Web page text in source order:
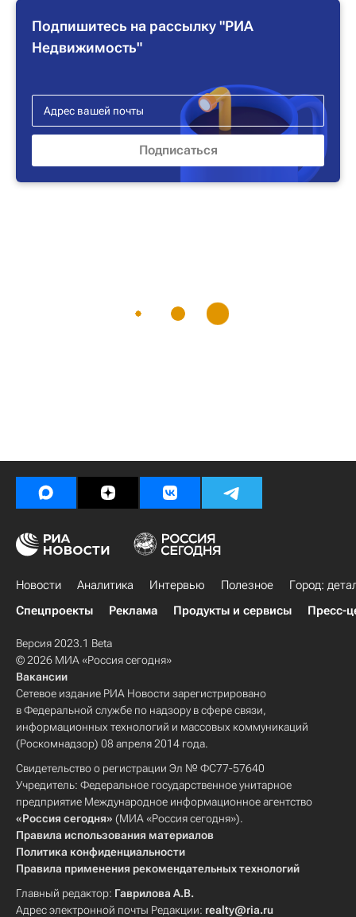
Подпишитесь на рассылку "РИА
Недвижимость"
Новости Аналитика Интервью Полезное
Город:
Спецпроекты
Реклама Продукты и сервисы Пресс-
Версия 2023.1 Beta
© 2026 МИА «Россия сегодня»
Вакансии
Сетевое издание РИА Новости зарегистрировано
в Федеральной службе по надзору в сфере связи,
информационных технологий и массовых коммуникаций
(Роскомнадзор) 08 апреля 2014 года.
Свидетельство о регистрации Эл № ФС77-57640
Учредитель: Федеральное государственное унитарное
предприятие Международное информационное агентство
«Россия сегодня» (МИА «Россия сегодня»).
Правила использования материалов
Политика конфиденциальности
Правила применения рекомендательных технологий
Главный редактор: Гаврилова А.В.
Адрес электронной почты Редакции: realty@ria.ru